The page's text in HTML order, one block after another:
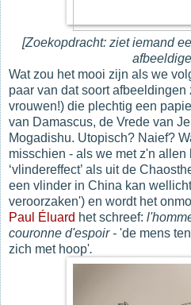
[Zoekopdracht: ziet iemand
Wat zou het mooi zijn als we
paar van dat soort
vrouwen!) die plechtig een
van Damascus, de Vrede van
Mogadishu. Utopisch? Naief?
misschien - als we met z'n allen
‘vlindereffect’ als uit de
een vlinder in China kan
veroorzaken') en wordt het
Paul Éluard het schreef:
couronne d'espoir - 'de mens
zich met hoop'.